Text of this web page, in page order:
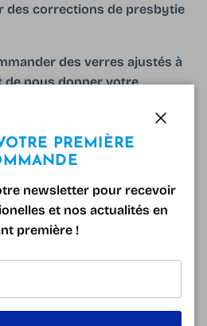
des corrections de presbytie
des verres ajustés à
de nous donner votre
Bleu sont livrées avec une
PREMIÈRE
newsletter pour recevoir
et nos actualités en
première !